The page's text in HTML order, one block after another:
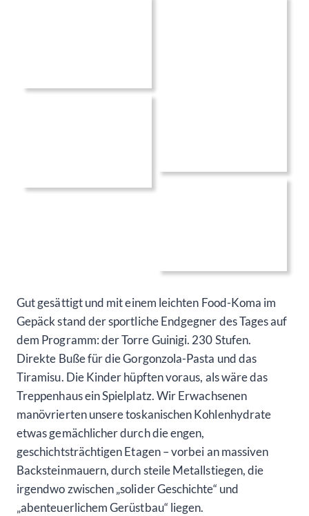
Gut gesättigt und mit einem leichten Food-Koma im
Gepäck stand der sportliche Endgegner des Tages auf
dem Programm: der Torre Guinigi. 230 Stufen.
Direkte Buße für die Gorgonzola-Pasta und das
Tiramisu. Die Kinder hüpften voraus, als wäre das
Treppenhaus ein Spielplatz. Wir Erwachsenen
manövrierten unsere toskanischen Kohlenhydrate
etwas gemächlicher durch die engen,
geschichtsträchtigen Etagen – vorbei an massiven
Backsteinmauern, durch steile Metallstiegen, die
irgendwo zwischen „solider Geschichte“ und
„abenteuerlichem Gerüstbau“ liegen.